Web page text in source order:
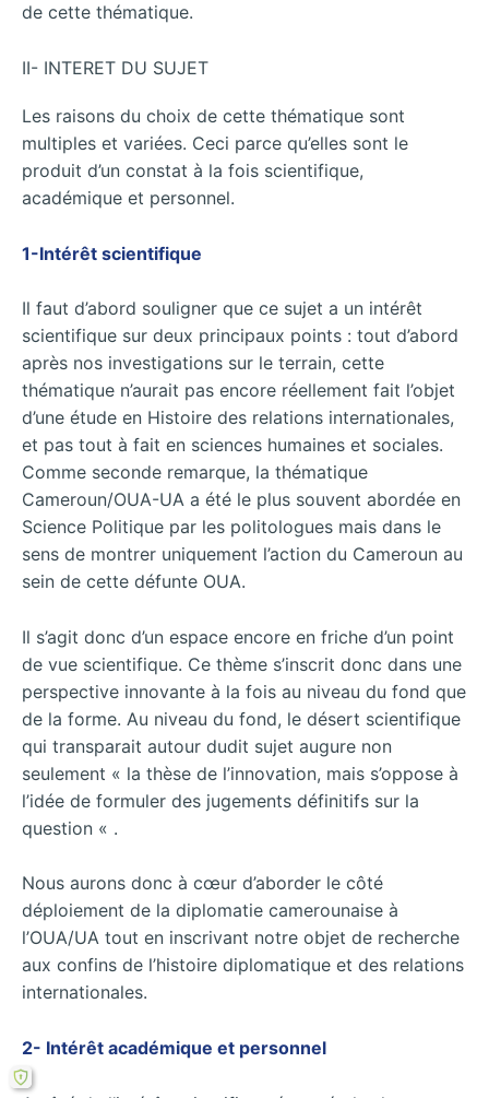
de cette thématique.
II- INTERET DU SUJET
Les raisons du choix de cette thématique sont
multiples et variées. Ceci parce qu’elles sont le
produit d’un constat à la fois scientifique,
académique et personnel.
1-Intérêt scientifique
Il faut d’abord souligner que ce sujet a un intérêt
scientifique sur deux principaux points : tout d’abord
après nos investigations sur le terrain, cette
thématique n’aurait pas encore réellement fait l’objet
d’une étude en Histoire des relations internationales,
et pas tout à fait en sciences humaines et sociales.
Comme seconde remarque, la thématique
Cameroun/OUA-UA a été le plus souvent abordée en
Science Politique par les politologues mais dans le
sens de montrer uniquement l’action du Cameroun au
sein de cette défunte OUA.
Il s’agit donc d’un espace encore en friche d’un point
de vue scientifique. Ce thème s’inscrit donc dans une
perspective innovante à la fois au niveau du fond que
de la forme. Au niveau du fond, le désert scientifique
qui transparait autour dudit sujet augure non
seulement « la thèse de l’innovation, mais s’oppose à
l’idée de formuler des jugements définitifs sur la
question « .
Nous aurons donc à cœur d’aborder le côté
déploiement de la diplomatie camerounaise à
l’OUA/UA tout en inscrivant notre objet de recherche
aux confins de l’histoire diplomatique et des relations
internationales.
2- Intérêt académique et personnel